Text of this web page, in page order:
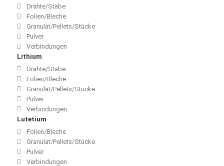
Drähte/Stäbe
Folien/Bleche
Granulat/Pellets/Stücke
Pulver
Verbindungen
Lithium
Drähte/Stäbe
Folien/Bleche
Granulat/Pellets/Stücke
Pulver
Verbindungen
Lutetium
Folien/Bleche
Granulat/Pellets/Stücke
Pulver
Verbindungen